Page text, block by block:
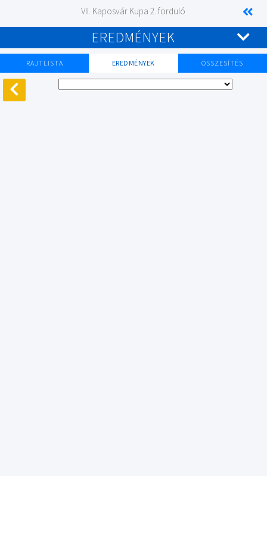
VII. Kaposvár Kupa 2. forduló
EREDMÉNYEK
RAJTLISTA EREDMÉNYEK ÖSSZESÍTÉS